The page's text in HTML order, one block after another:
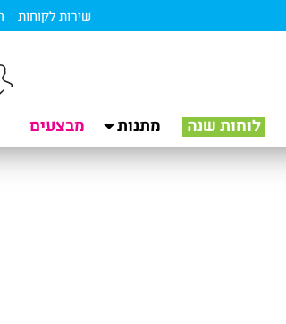
שירות לקוחות
לוחות שנה מתנות מבצעים